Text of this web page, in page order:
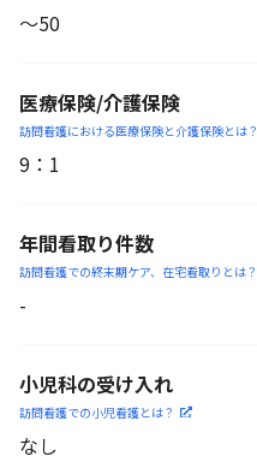
〜50
医療保険/介護保険
訪問看護における医療保険と介護保険とは？
9 ： 1
年間看取り件数
訪問看護での終末期ケア、 在宅看取りとは？
-
小児科の受け入れ
訪問看護での小児看護とは？
なし